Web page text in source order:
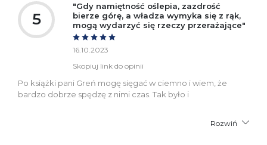
5
"Gdy namiętność oślepia, zazdrość
bierze górę, a władza wymyka się z rąk,
mogą wydarzyć się rzeczy przerażające"
16.10.2023
Skopiuj link do opinii
Po książki pani Greń mogę sięgać w ciemno i wiem, że
bardzo dobrze spędzę z nimi czas. Tak było i
Rozwiń